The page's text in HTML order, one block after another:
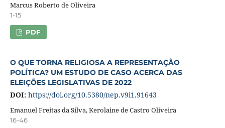
Marcus Roberto de Oliveira
1-15
PDF
O QUE TORNA RELIGIOSA A REPRESENTAÇÃO
POLÍTICA? UM ESTUDO DE CASO ACERCA DAS
ELEIÇÕES LEGISLATIVAS DE 2022
DOI: https://doi.org/10.5380/nep.v9i1.91643
Emanuel Freitas da Silva, Kerolaine de Castro Oliveira
16-46